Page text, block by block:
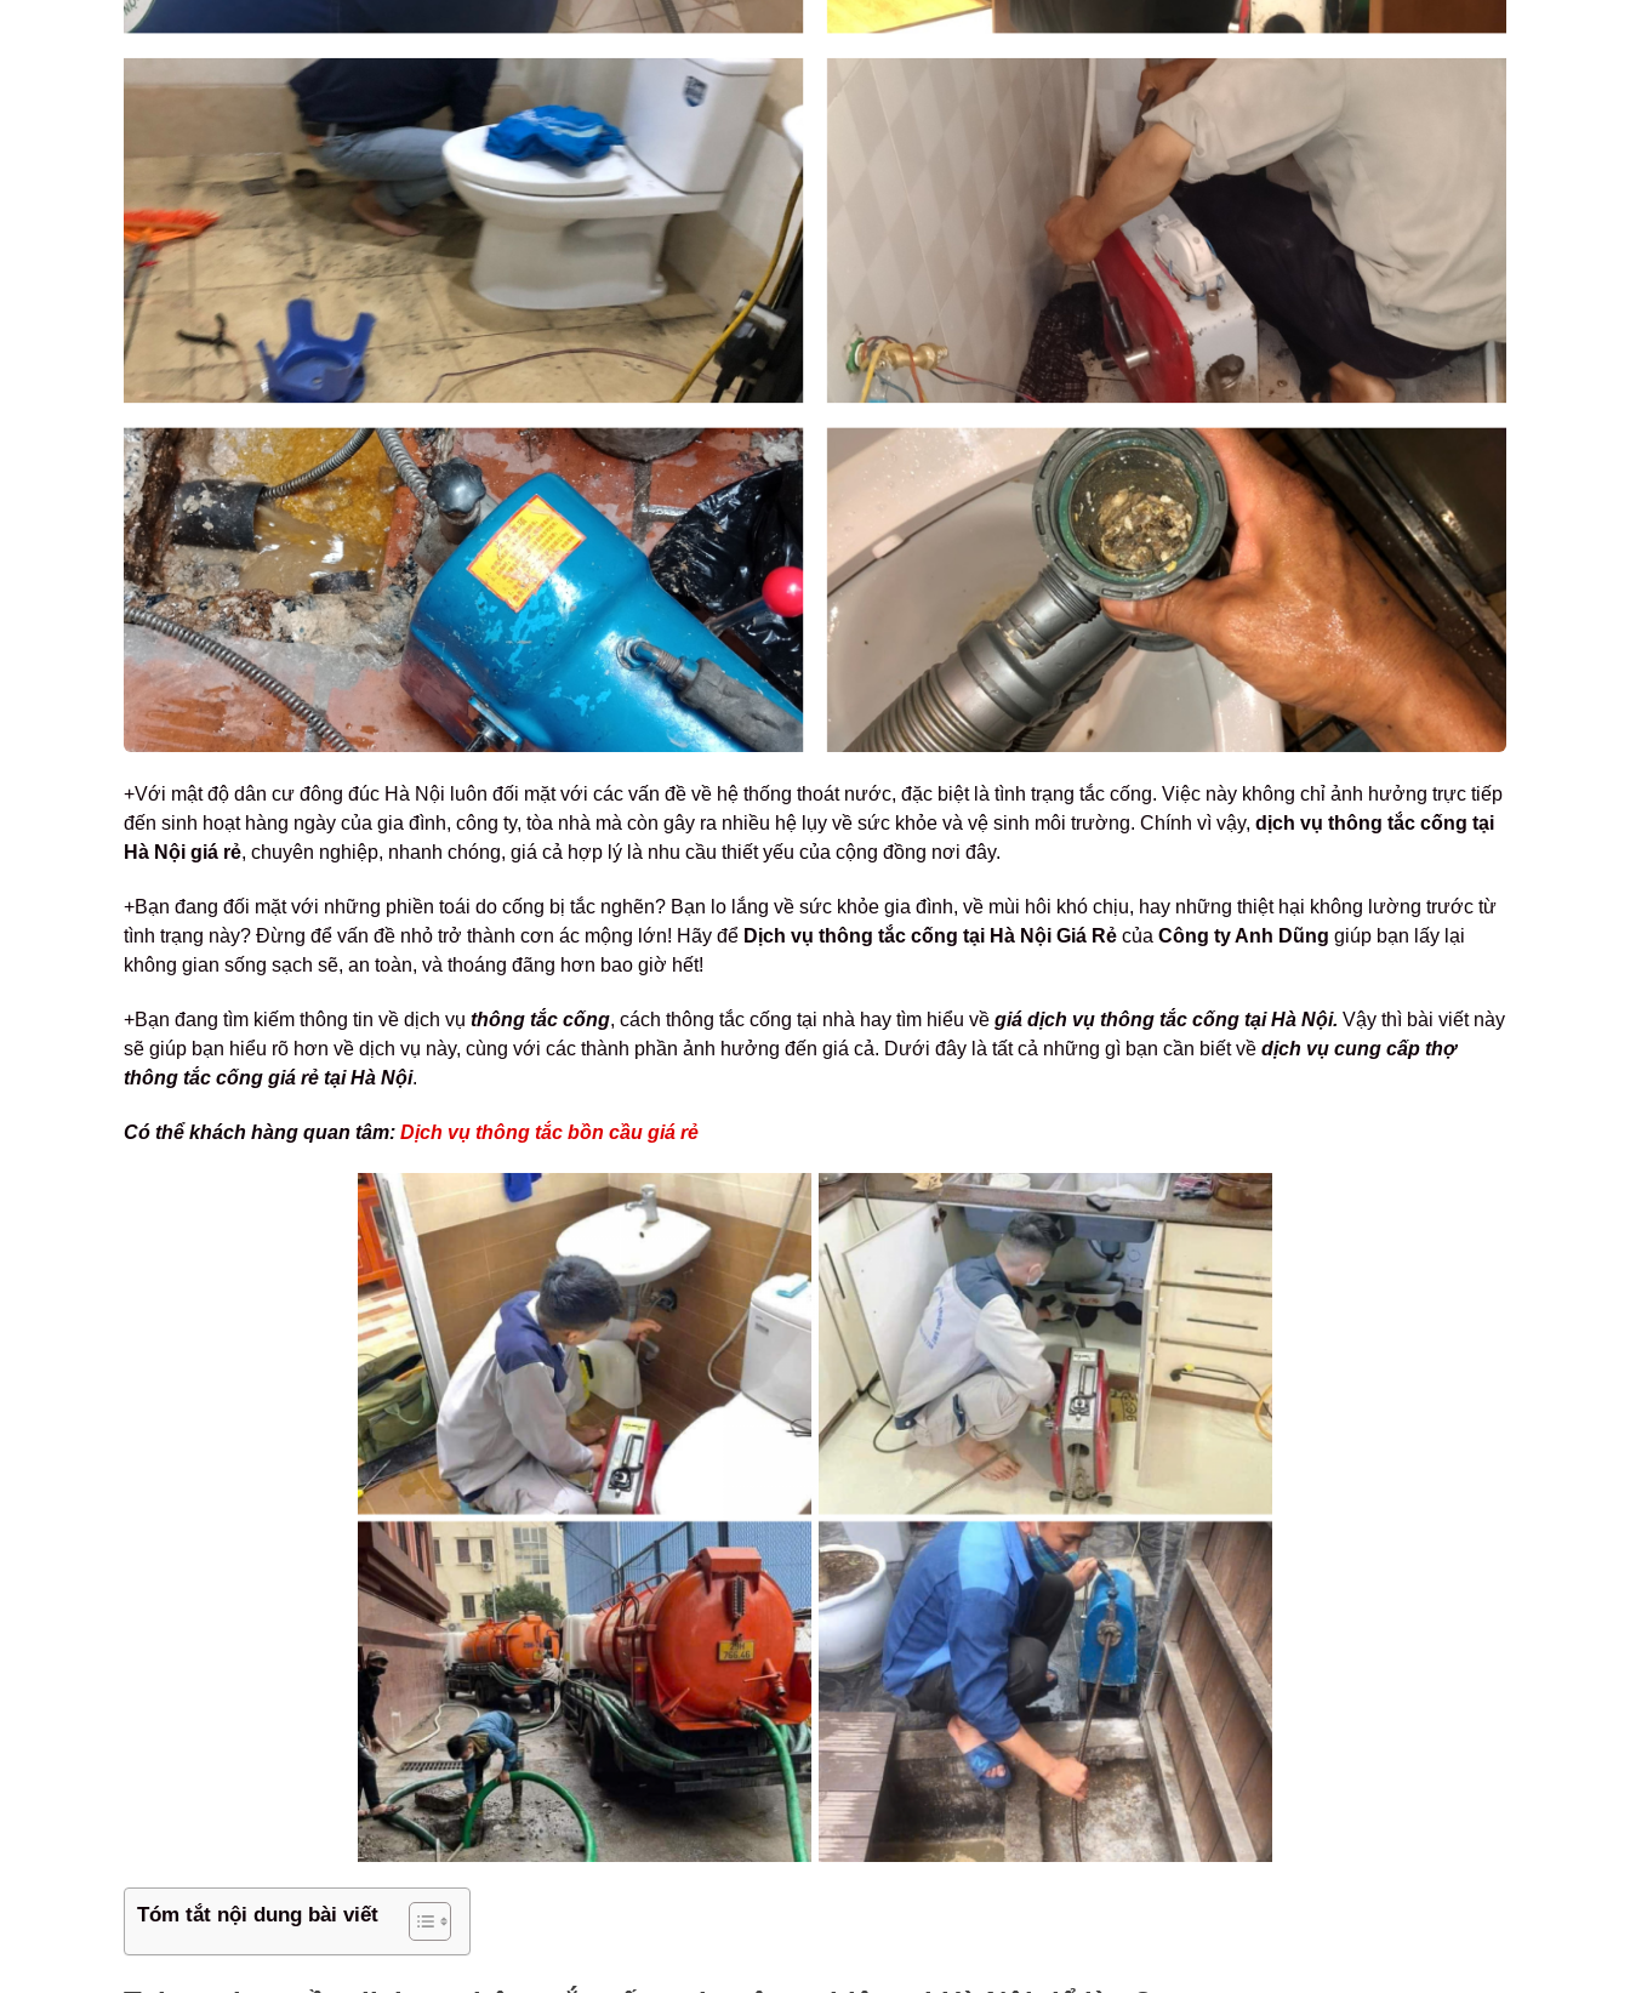
+Với mật độ dân cư đông đúc Hà Nội luôn đối mặt với các vấn đề về hệ thống thoát nước, đặc biệt là tình trạng tắc cống. Việc này không chỉ ảnh hưởng trực tiếp
đến sinh hoạt hàng ngày của gia đình, công ty, tòa nhà mà còn gây ra nhiều hệ lụy về sức khỏe và vệ sinh môi trường. Chính vì vậy, dịch vụ thông tắc cống tại
Hà Nội giá rẻ, chuyên nghiệp, nhanh chóng, giá cả hợp lý là nhu cầu thiết yếu của cộng đồng nơi đây.
+Bạn đang đối mặt với những phiền toái do cống bị tắc nghẽn? Bạn lo lắng về sức khỏe gia đình, về mùi hôi khó chịu, hay những thiệt hại không lường trước từ
tình trạng này? Đừng để vấn đề nhỏ trở thành cơn ác mộng lớn! Hãy để Dịch vụ thông tắc cống tại Hà Nội Giá Rẻ của Công ty Anh Dũng giúp bạn lấy lại
không gian sống sạch sẽ, an toàn, và thoáng đãng hơn bao giờ hết!
+Bạn đang tìm kiếm thông tin về dịch vụ thông tắc cống, cách thông tắc cống tại nhà hay tìm hiểu về giá dịch vụ thông tắc cống tại Hà Nội. Vậy thì bài viết này
sẽ giúp bạn hiểu rõ hơn về dịch vụ này, cùng với các thành phần ảnh hưởng đến giá cả. Dưới đây là tất cả những gì bạn cần biết về dịch vụ cung cấp thợ
thông tắc cống giá rẻ tại Hà Nội.
Có thể khách hàng quan tâm: Dịch vụ thông tắc bồn cầu giá rẻ
Tóm tắt nội dung bài viết